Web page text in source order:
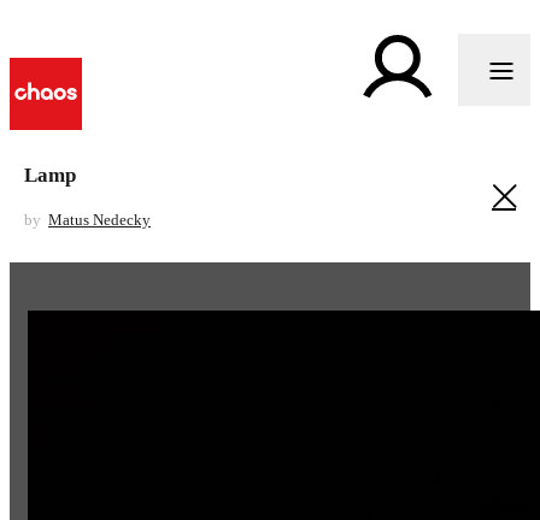
Lamp
by Matus Nedecky